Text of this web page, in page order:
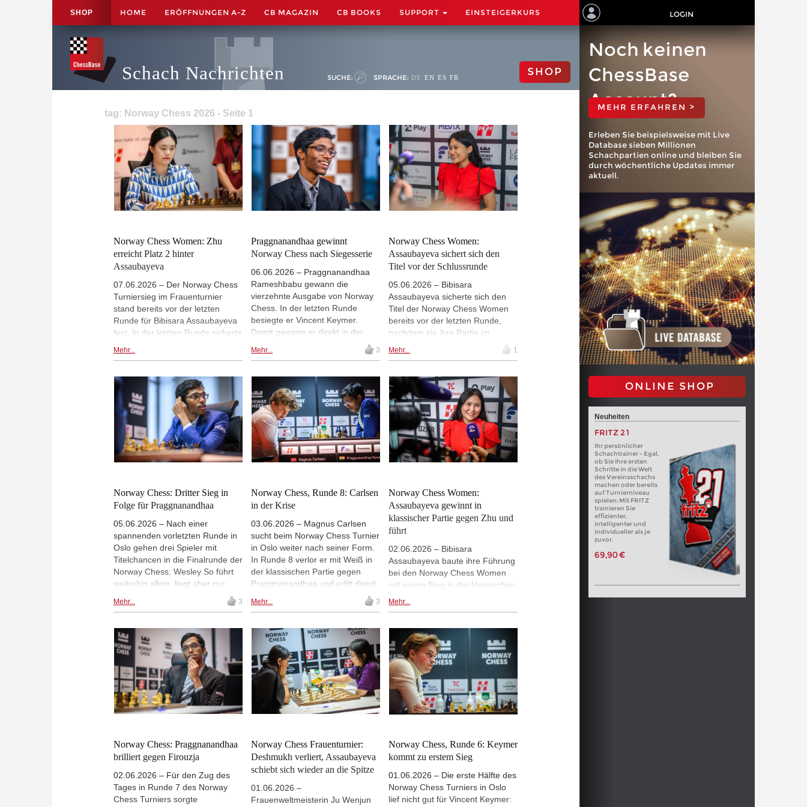
SHOP HOME ERÖFFNUNGEN A-Z CB MAGAZIN CB BOOKS SUPPORT EINSTEIGERKURS LOGIN
Schach Nachrichten SUCHE: SPRACHE: DE EN ES FR SHOP
tag: Norway Chess 2026 - Seite 1
Norway Chess Women: Zhu
erreicht Platz 2 hinter
Assaubayeva
07.06.2026 – Der Norway Chess
Turniersieg im Frauenturnier
stand bereits vor der letzten
Runde für Bibisara Assaubayeva
fest. In der letzten Runde sicherte
durch ihren Sieg gegen Koneru
Divya Deshmukh und erreichte so
den dritten Platz und die
amtierende Weltmeisterin Ju
Wenjun gewann gegen die
Erstplatzierte, Bibisara
Assaubayeva. | Foto: Norway
Chess / Michal Walusza
Mehr...
Praggnanandhaa gewinnt
Norway Chess nach Siegesserie
06.06.2026 – Praggnanandhaa
Rameshbabu gewann die
vierzehnte Ausgabe von Norway
Chess. In der letzten Runde
besiegte er Vincent Keymer.
Damit gewann er direkt in der
Mal in Serie. Damit überholte er
Partie Remis gegen Alireza
Firouzja spielte und erst in der
Armageddon-Entscheidung
siegte. Wesley So erreichte so
den zweiten Platz und Firouzja
den dritten Platz. Magnus Carlsen
erreichte den vierten und Vincent
Keymer den fünften Platz. | Foto:
Mehr... 3
Norway Chess Women:
Assaubayeva sichert sich den
Titel vor der Schlussrunde
05.06.2026 – Bibisara
Assaubayeva sicherte sich den
Titel der Norway Chess Women
bereits vor der letzten Runde,
nachdem sie ihre Partie im
Titelverteidigerin Anna Muzychuk
Großmeisterin, die mit einer
klassischen Bilanz von +3
ungeschlagen ist, gewann in Oslo
15,2 Ratingpunkte und kletterte
auf Platz fünf der Weltrangliste
der Frauen. Zhu Jiner
verbesserte sich auf Platz zwei,
nachdem sie Divya Deshmukh mit
entschiedenen Partie des Tages
im klassischen Schach besiegte. |
Foto: Norway Chess / Michal
Mehr... 1
Norway Chess: Dritter Sieg in
Folge für Praggnanandhaa
05.06.2026 – Nach einer
spannenden vorletzten Runde in
Oslo gehen drei Spieler mit
Titelchancen in die Finalrunde der
Norway Chess. Wesley So führt
weiterhin allein, liegt aber nur
Praggnanandhaa Rameshbabu,
Gukesh Dommaraju seinen
dritten klassischen Sieg in Folge
errang. Alireza Firouzja blieb
durch seinen Sieg gegen Vincent
Keymer im Armageddon im
Rennen und trifft in der
Finalrunde mit Weiß auf So. |
Foto: Norway Chess / Michal
Mehr... 3
Norway Chess, Runde 8: Carlsen
in der Krise
03.06.2026 – Magnus Carlsen
sucht beim Norway Chess Turnier
in Oslo weiter nach seiner Form.
In Runde 8 verlor er mit Weiß in
der klassischen Partie gegen
Praggnanandhaa und erlitt damit
Runden. Alireza Firouzja gewann
Gukesh und liegt jetzt zwei
Runden vor Schluss und vor dem
heutigen Ruhetag nur noch einen
Punkt hinter Spitzenreiter Wesley
So, der gegen Vincent Keymer
erst Remis spielte und dann im
Armageddon gewann. | Foto:
Norway Chess / Michal Walusza
Mehr... 3
Norway Chess Women:
Assaubayeva gewinnt in
klassischer Partie gegen Zhu und
führt
02.06.2026 – Bibisara
Assaubayeva baute ihre Führung
bei den Norway Chess Women
mit einem Sieg in der klassischen
Partie gegen Zhu Jiner weiter
Deshmukh verpasste die Chance,
in der klassischen Partie mit der
Führenden Schritt zu halten mit
einem Remis gegen Humpy
Koneru. Sie gewann aber die
Entscheidungspartie im
Armageddon. Anna Muzychuk
besiegte Ju Wenjun ebenfalls im
alleinigen dritten Platz.
Assaubayeva trifft in der achten
Runde auf die zweitplatzierte
Deshmukh. | Foto: Norway Chess
/ Michal Walusza
Mehr...
Norway Chess: Praggnanandhaa
brilliert gegen Firouzja
02.06.2026 – Für den Zug des
Tages in Runde 7 des Norway
Chess Turniers sorgte
Norway Chess Frauenturnier:
Deshmukh verliert, Assaubayeva
schiebt sich wieder an die Spitze
01.06.2026 –
Frauenweltmeisterin Ju Wenjun
Norway Chess, Runde 6: Keymer
kommt zu erstem Sieg
01.06.2026 – Die erste Hälfte des
Norway Chess Turniers in Oslo
lief nicht gut für Vincent Keymer:
Noch keinen
ChessBase
Account?
MEHR ERFAHREN >
Erleben Sie beispielsweise mit Live
Database sieben Millionen
Schachpartien online und bleiben Sie
durch wöchentliche Updates immer
aktuell.
ONLINE SHOP
Neuheiten
FRITZ 21
Ihr persönlicher
Schachtrainer - Egal,
ob Sie Ihre ersten
Schritte in die Welt
des Vereinsschachs
machen oder bereits
auf Turnierniveau
spielen: Mit FRITZ
trainieren Sie
effizienter,
intelligenter und
individueller als je
zuvor.
69,90 €